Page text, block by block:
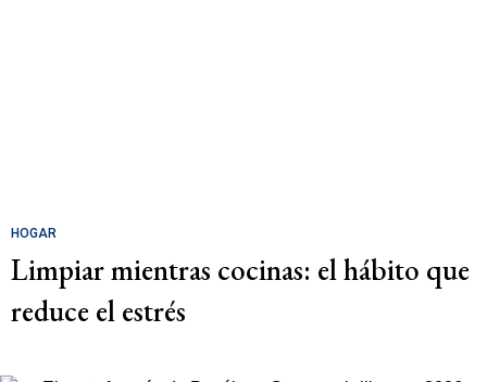
HOGAR
Limpiar mientras cocinas: el hábito que
reduce el estrés